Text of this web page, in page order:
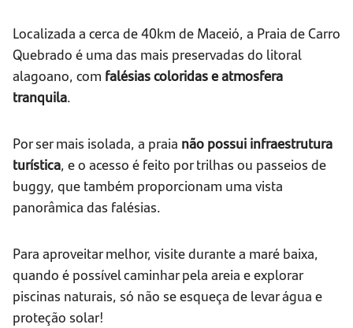
Localizada a cerca de 40km de Maceió, a Praia de Carro
Quebrado é uma das mais preservadas do litoral
alagoano, com falésias coloridas e atmosfera
tranquila.
Por ser mais isolada, a praia não possui infraestrutura
turística, e o acesso é feito por trilhas ou passeios de
buggy, que também proporcionam uma vista
panorâmica das falésias.
Para aproveitar melhor, visite durante a maré baixa,
quando é possível caminhar pela areia e explorar
piscinas naturais, só não se esqueça de levar água e
proteção solar!